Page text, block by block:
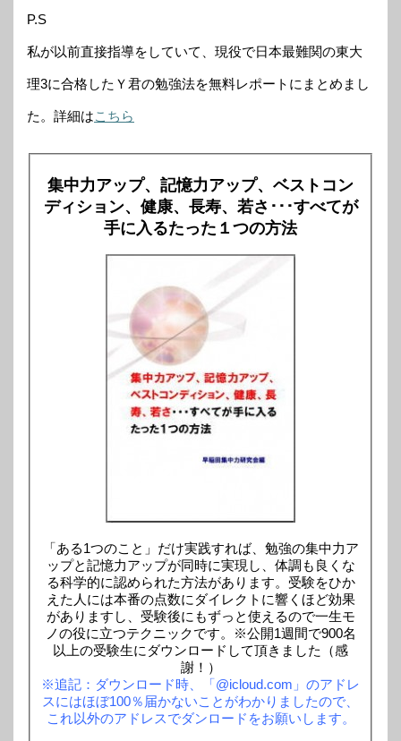
P.S
私が以前直接指導をしていて、現役で日本最難関の東大
理3に合格したＹ君の勉強法を無料レポートにまとめまし
た。詳細はこちら
集中力アップ、記憶力アップ、ベストコン
ディション、健康、長寿、若さ･･･すべてが
手に入るたった１つの方法
「ある1つのこと」だけ実践すれば、勉強の集中力ア
ップと記憶力アップが同時に実現し、体調も良くな
る科学的に認められた方法があります。受験をひか
えた人には本番の点数にダイレクトに響くほど効果
がありますし、受験後にもずっと使えるので一生モ
ノの役に立つテクニックです。※公開1週間で900名
以上の受験生にダウンロードして頂きました（感
謝！）
※追記：ダウンロード時、「@icloud.com」のアドレ
スにはほぼ100％届かないことがわかりましたので、
これ以外のアドレスでダンロードをお願いします。